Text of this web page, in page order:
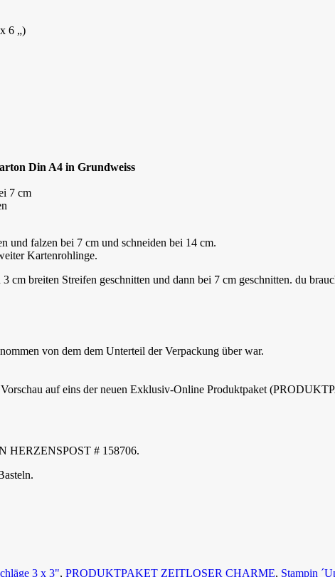
6 „)
Din A4 in Grundweiss
7 cm
und falzen bei 7 cm und schneiden bei 14 cm.
Kartenrohlinge.
cm breiten Streifen geschnitten und dann bei 7 cm geschnitten. du
von dem dem Unterteil der Verpackung über war.
Vorschau auf eins der neuen Exklusiv-Online Produktpaket
HERZENSPOST # 158706.
3 x 3", PRODUKTPAKET ZEITLOSER CHARME, Stampin